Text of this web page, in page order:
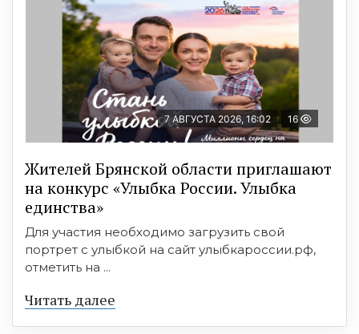
7 АВГУСТА 2026, 16:02 16
Жителей Брянской области приглашают
на конкурс «Улыбка России. Улыбка
единства»
Для участия необходимо загрузить свой
портрет с улыбкой на сайт улыбкароссии.рф,
отметить на ...
Читать далее